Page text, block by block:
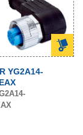
YG2A14-